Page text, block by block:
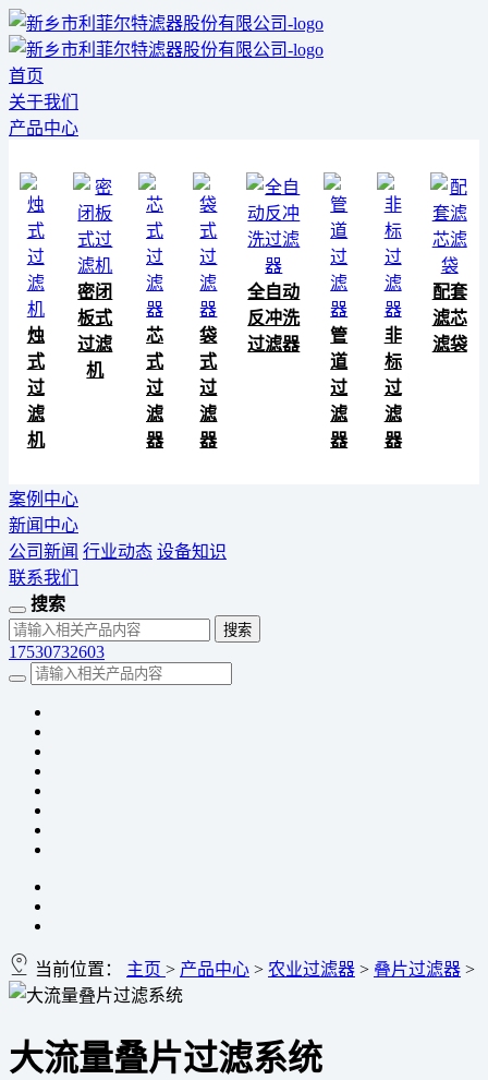
首页
关于我们
产品中心
烛
式
过
滤
机
密闭
板式
过滤
机
芯
式
过
滤
器
袋
式
过
滤
器
全自动
反冲洗
过滤器
管
道
过
滤
器
非
标
过
滤
器
配套
滤芯
滤袋
案例中心
新闻中心
公司新闻 行业动态 设备知识
联系我们
搜索
17530732603
当前位置： 主页 > 产品中心 > 农业过滤器 > 叠片过滤器 >
大流量叠片过滤系统